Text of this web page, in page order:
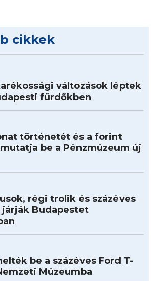
cikkek
változások léptek
fürdőkben
történetét és a forint
be a Pénzmúzeum új
régi trolik és százéves
Budapestet
be a százéves Ford T-
Múzeumba